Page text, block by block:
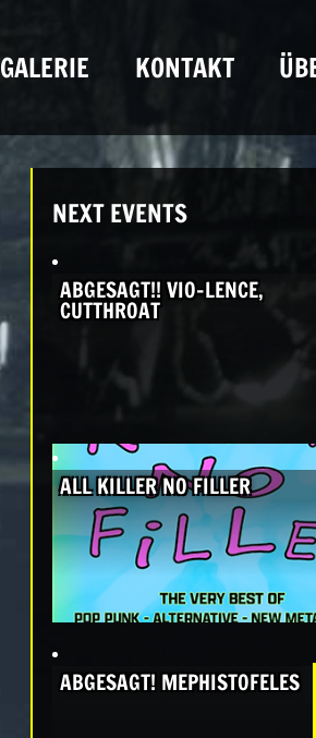
GALERIE KONTAKT
NEXT EVENTS
ABGESAGT!! VIO-LENCE,
CUTTHROAT
ALL KILLER NO FILLER
ABGESAGT! MEPHISTOFELES